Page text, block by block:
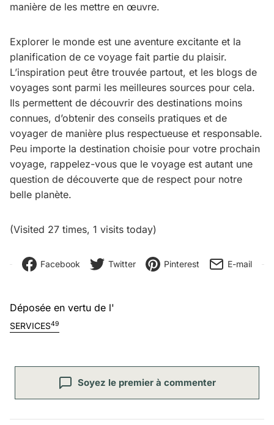
manière de les mettre en œuvre.
Explorer le monde est une aventure excitante et la
planification de ce voyage fait partie du plaisir.
L’inspiration peut être trouvée partout, et les blogs de
voyages sont parmi les meilleures sources pour cela.
Ils permettent de découvrir des destinations moins
connues, d’obtenir des conseils pratiques et de
voyager de manière plus respectueuse et responsable.
Peu importe la destination choisie pour votre prochain
voyage, rappelez-vous que le voyage est autant une
question de découverte que de respect pour notre
belle planète.
(Visited 27 times, 1 visits today)
Facebook Twitter Pinterest E-mail
Déposée en vertu de l'
SERVICES49
Soyez le premier à commenter